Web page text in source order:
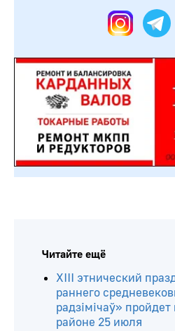
Читайте ещё
ХIII этнический
раннего
радзімічаў»
районе 25 июля